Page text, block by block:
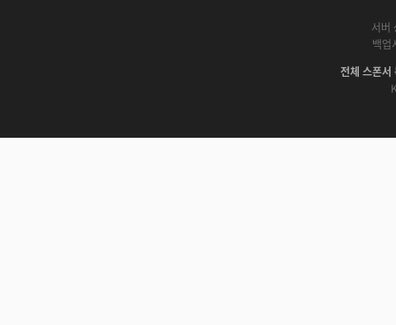
서버
백업
전체 스폰서